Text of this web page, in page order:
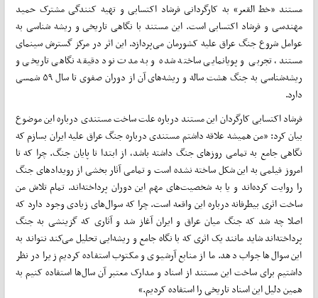
مستند «خط القعر» به کارگردانی فرشاد اکتسابی و تهیه کنندگی مشترک حمید
مهندسی و فرشاد اکتسابی است. این مستند با نگاهی تاریخی و ریشه شناسی به
عوامل شروع جنگ عراق علیه کشورمان می‌پردازد. این اثر در مرکز گسترش سینمای
مستند، تجربی و پویانمایی ساخته شده و به مدت نود دقیقه نگاهی تاریخی و
ریشه‌شناسی به جنگ هشت ساله و ریشه‌های آن از دوران صفوی تا سال ۵۹ شمسی
دارد.
فرشاد اکتسابی کارگردان این مستند درباره علت ساخت مستندی درباره این موضوع
بیان کرد: «من همیشه علاقه داشتم مستندی درباره جنگ عراق علیه ایران بسازم که
نگاهی جامع به تمامی روزهای جنگ داشته باشد، از ابتدا تا پایان جنگ. چرا که تا
امروز فیلمی به این شکل ساخته نشده است و تمامی آثار بخشی از رویدادهای جنگ
را روایت کرده‌اند و یا به شخصیت‌های مهم این دوران پرداخته‌اند. تمام تلاش من
ساخت اثری بیطرفانه درباره این واقعه است. چرا که سوال‌های زیادی وجود دارد که
اصلا چه شد که جنگ میان عراق و ایران آغاز شد و آثاری که گزینشی به جنگ
پرداخته‌اند شاید مانند یک اثری که با نگاه جامع و ریشه‌ایی تحلیل می‌کند نتواند به
این سوال‌ها جواب دهد. ما از منابع آرشیوی و مکتوب استفاده کردیم زیرا در نظر
داشتیم برای ساخت این مستند از اسناد و مدارک معتبر آن سال‌ها استفاده کنیم به
همین دلیل این اسناد تاریخی را استفاده کردیم.»